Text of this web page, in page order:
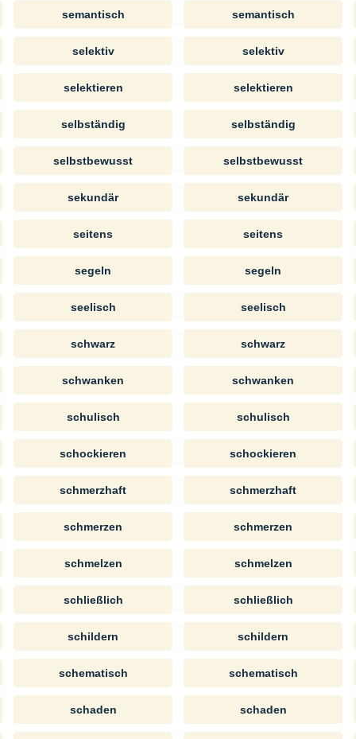
semantisch
selektiv
selektieren
selbständig
selbstbewusst
sekundär
seitens
segeln
seelisch
schwarz
schwanken
schulisch
schockieren
schmerzhaft
schmerzen
schmelzen
schließlich
schildern
schematisch
schaden
semantisch
selektiv
selektieren
selbständig
selbstbewusst
sekundär
seitens
segeln
seelisch
schwarz
schwanken
schulisch
schockieren
schmerzhaft
schmerzen
schmelzen
schließlich
schildern
schematisch
schaden